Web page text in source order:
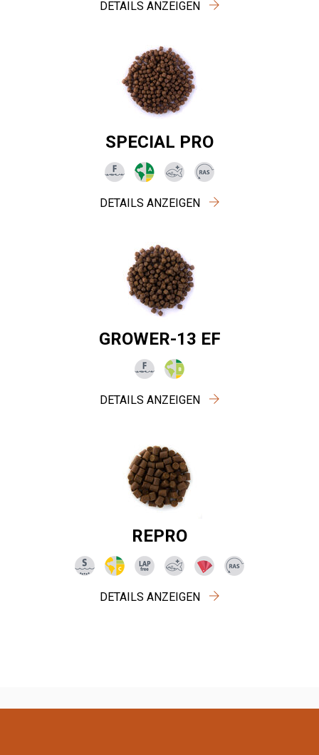
DETAILS ANZEIGEN
SPECIAL PRO
DETAILS ANZEIGEN
GROWER-13 EF
DETAILS ANZEIGEN
REPRO
DETAILS ANZEIGEN